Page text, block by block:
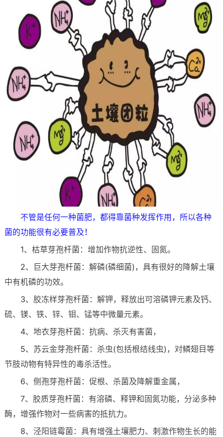
不管是任何一种菌肥，都得靠菌种发挥作用，所以各种
菌的功能很有必要普及！
1、枯草芽孢杆菌：增加作物抗逆性、固氮。
2、巨大芽孢杆菌：解磷(磷细菌)，具有很好的降解土壤
中有机磷的功效。
3、胶冻样芽孢杆菌：解钾，释放出可溶磷钾元素及钙、
硫、镁、铁、锌、钼、锰等中微量元素。
4、地衣芽孢杆菌：抗病、杀灭有害菌，
5、苏云金芽孢杆菌：杀虫(包括根结线虫)，对鳞翅目等
节肢动物有特异性的毒杀活性。
6、侧孢芽孢杆菌：促根、杀菌及降解重金属，
7、胶质芽孢杆菌：有溶磷、释钾和固氮功能，分泌多种
酶，增强作物对一些病害的抵抗力。
8、泾阳链霉菌：具有增强土壤肥力、刺激作物生长的能